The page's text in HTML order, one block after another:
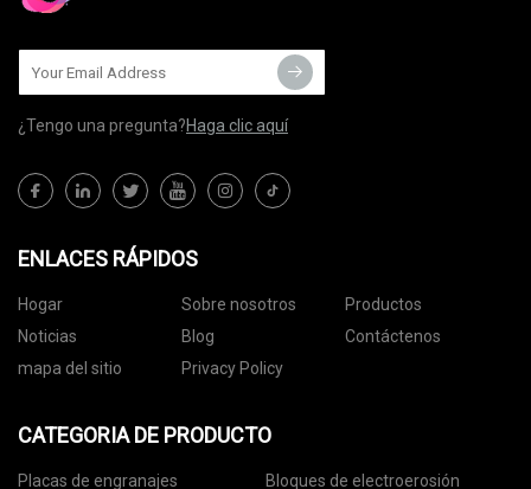
¿Tengo una pregunta?Haga clic aquí
ENLACES RÁPIDOS
Hogar Sobre nosotros
Productos
Noticias
Blog
Contáctenos
mapa del sitio
Privacy Policy
CATEGORIA DE PRODUCTO
Placas de engranajes Bloques de electroerosión